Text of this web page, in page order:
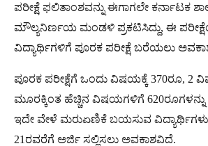
ಪರೀಕ್ಷೆ ಫಲಿತಾಂಶವನ್ನು ಈಗಾಗಲೇ ಕರ್ನಾಟಕ
ಮೌಲ್ಯನಿರ್ಣಯ ಮಂಡಳಿ ಪ್ರಕಟಿಸಿದ್ದು, ಈ
ವಿದ್ಯಾರ್ಥಿಗಳಿಗೆ ಪೂರಕ ಪರೀಕ್ಷೆ ಬರೆಯಲು
ಪೂರಕ ಪರೀಕ್ಷೆಗೆ ಒಂದು ವಿಷಯಕ್ಕೆ 370ರೂ, 2
ಮೂರಕ್ಕಿಂತ ಹೆಚ್ಚಿನ ವಿಷಯಗಳಿಗೆ
ಇದೇ ವೇಳೆ ಮರುಏಣಿಕೆ ಬಯಸುವ
21ರವರೆಗೆ ಅರ್ಜಿ ಸಲ್ಲಿಸಲು ಅವಕಾಶವಿದೆ.